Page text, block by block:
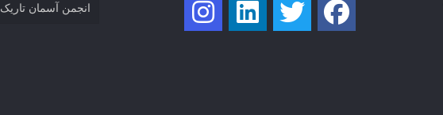
انجمن آسمان تاریک